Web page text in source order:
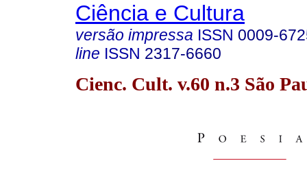
Ciência e Cultura
versão impressa ISSN 0009-
line ISSN 2317-6660
Cienc. Cult. v.60 n.3 São